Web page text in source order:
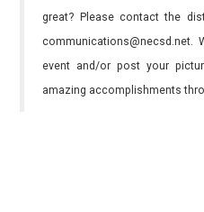
great? Please contact the
communications@necsd.net.
event and/or post your
amazing accomplishments